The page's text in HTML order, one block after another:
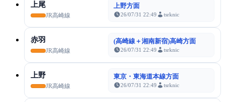
上尾
JR高崎線
上野方面
26/07/31 22:49 tsrknic
赤羽
JR高崎線
(高崎線＋湘南新宿)高崎方面
26/07/31 22:49 tsrknic
上野
JR高崎線
東京・東海道本線方面
26/07/31 22:49 tsrknic